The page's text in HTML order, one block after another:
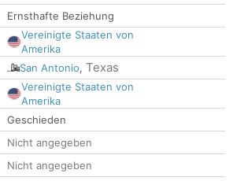
Ernsthafte Beziehung
Vereinigte Staaten von
Amerika
San Antonio, Texas
Vereinigte Staaten von
Amerika
Geschieden
Nicht angegeben
Nicht angegeben